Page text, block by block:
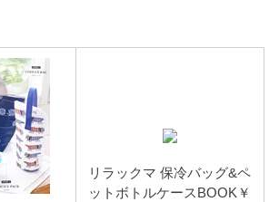
リラックマ 保冷バッグ&ペ
ットボトルケースBOOK￥